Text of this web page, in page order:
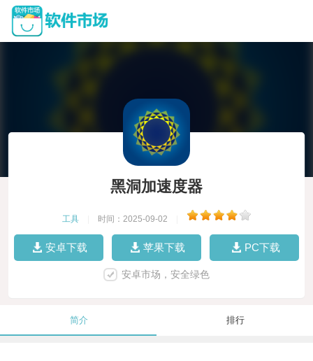
黑洞加速度器
工具 时间：2025-09-02
安卓下载 苹果下载 PC下载
安卓市场，安全绿色
简介 排行